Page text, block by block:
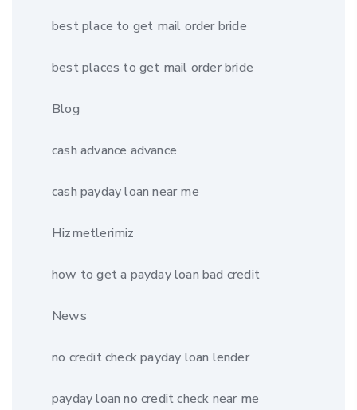
best place to get mail order bride
best places to get mail order bride
Blog
cash advance advance
cash payday loan near me
Hizmetlerimiz
how to get a payday loan bad credit
News
no credit check payday loan lender
payday loan no credit check near me